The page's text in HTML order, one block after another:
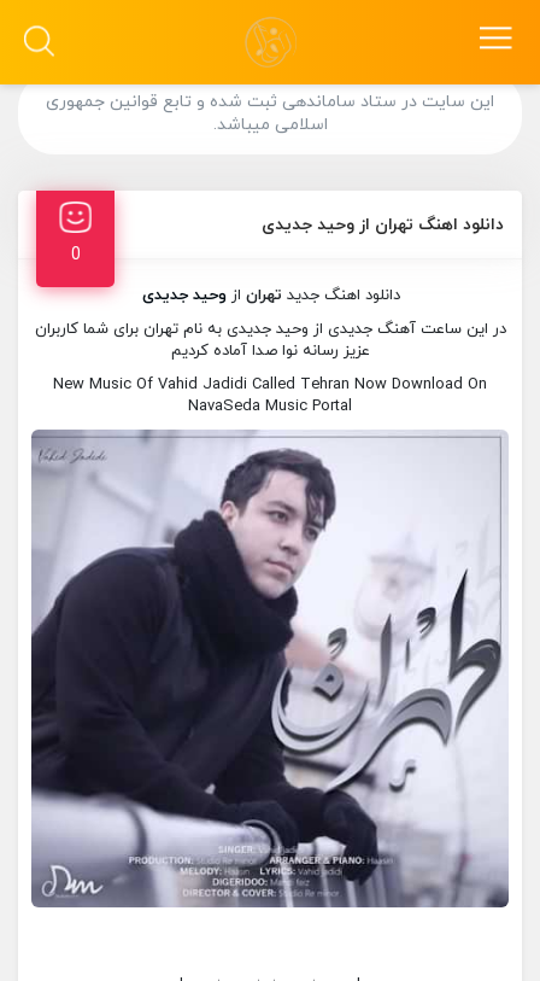
این سایت در ستاد ساماندهی ثبت شده و تابع قوانین جمهوری
اسلامی میباشد.
دانلود اهنگ تهران از وحید جدیدی
0
دانلود اهنگ جدید تهران از وحید جدیدی
در این ساعت آهنگ جدیدی از وحید جدیدی به نام تهران برای شما کاربران
عزیز رسانه نوا صدا آماده کردیم
New Music Of Vahid Jadidi Called Tehran Now Download On
NavaSeda Music Portal